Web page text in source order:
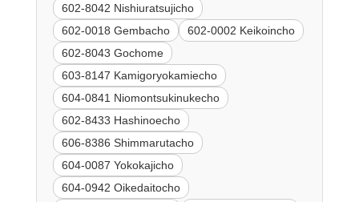
602-8042 Nishiuratsujicho
602-0018 Gembacho
602-0002 Keikoincho
602-8043 Gochome
603-8147 Kamigoryokamiecho
604-0841 Niomontsukinukecho
602-8433 Hashinoecho
606-8386 Shimmarutacho
604-0087 Yokokajicho
604-0942 Oikedaitocho